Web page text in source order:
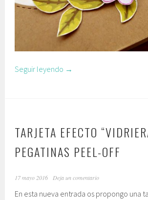
Seguir leyendo →
TARJETA EFECTO
PEGATINAS PEEL-OFF
17 mayo 2016 Deja un comentario
En esta nueva entrada os propongo una